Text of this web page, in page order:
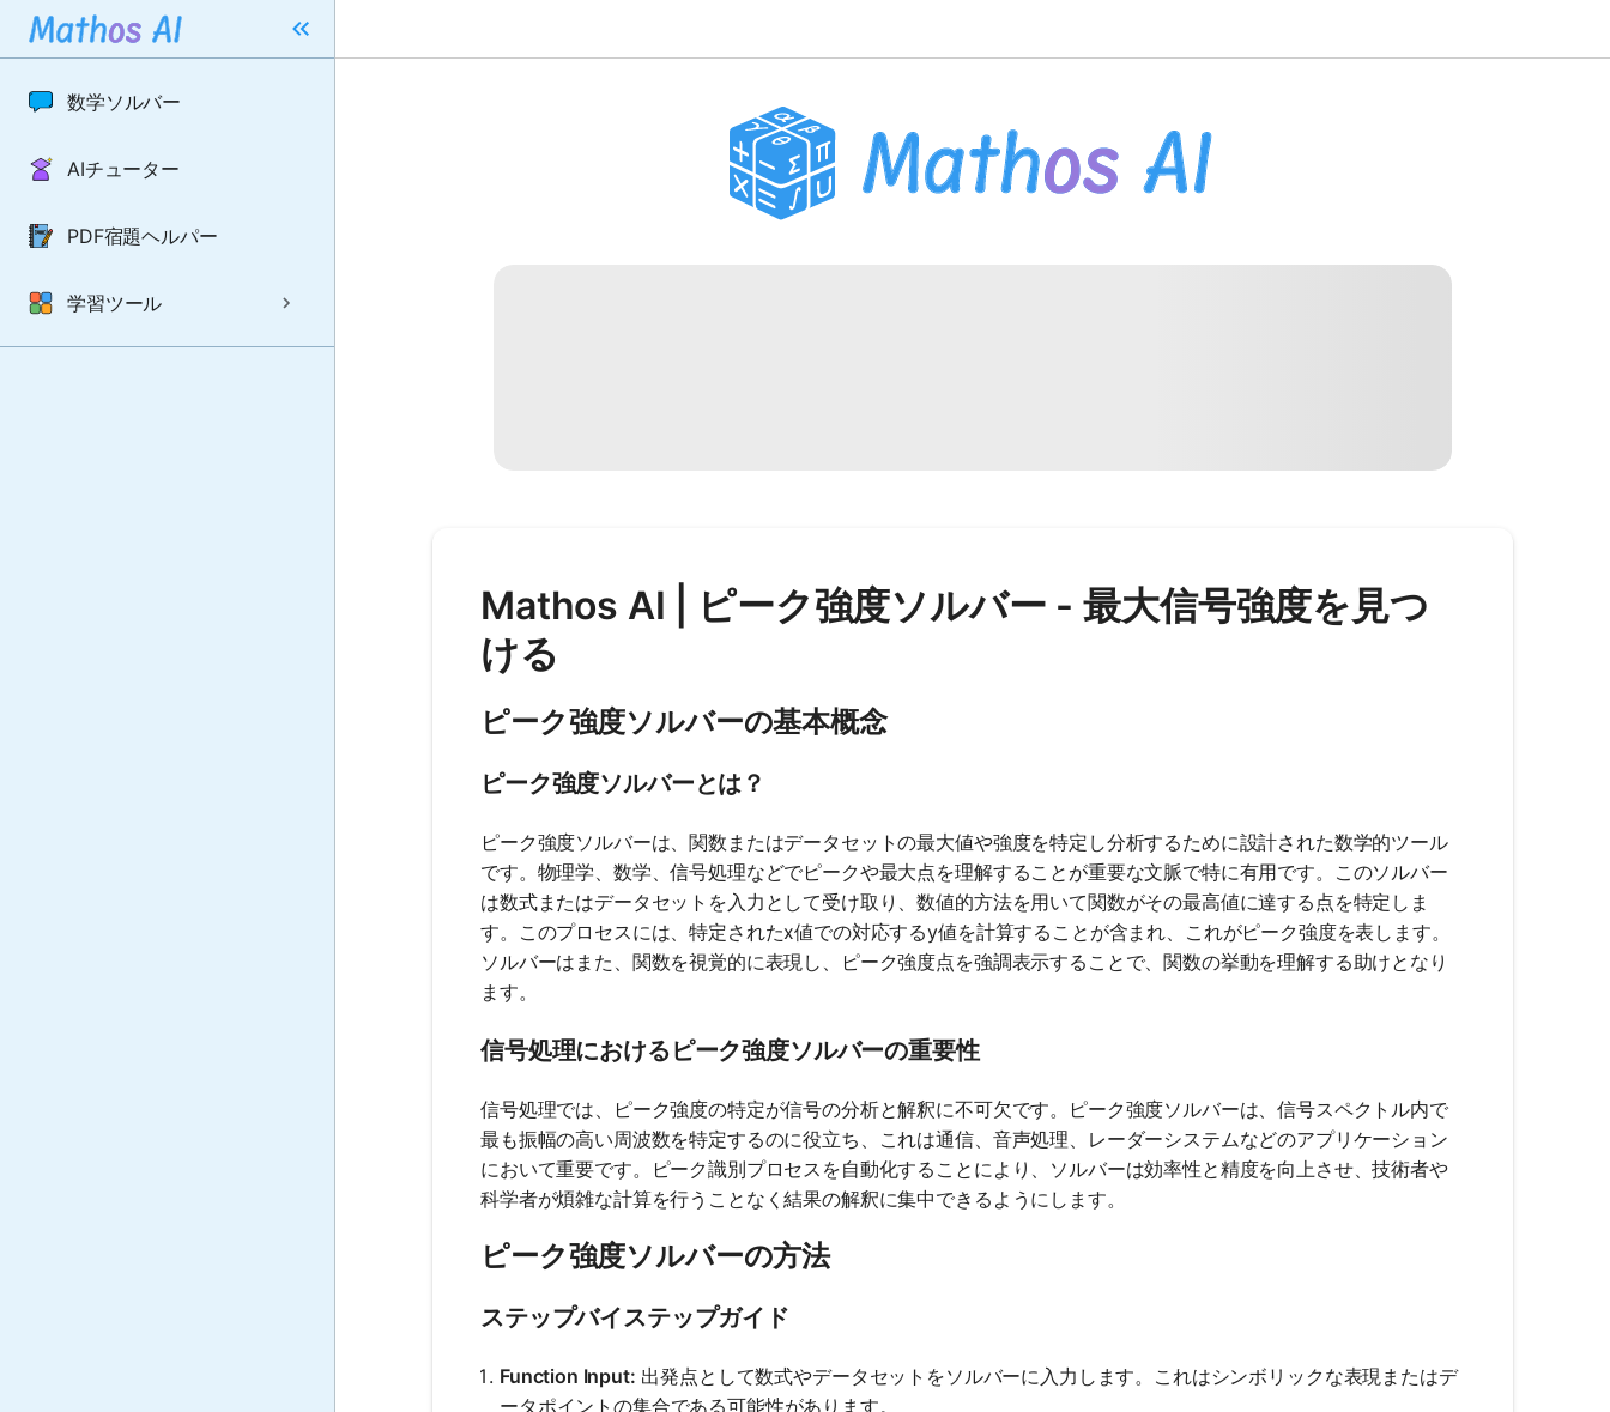
数学ソルバー
AIチューター
PDF宿題ヘルパー
学習ツール
Mathos AI | ピーク強度ソルバー - 最大信号強度を見つ
ける
ピーク強度ソルバーの基本概念
ピーク強度ソルバーとは？
ピーク強度ソルバーは、関数またはデータセットの最大値や強度を特定し分析するために設計された数学的ツール
です。物理学、数学、信号処理などでピークや最大点を理解することが重要な文脈で特に有用です。このソルバー
は数式またはデータセットを入力として受け取り、数値的方法を用いて関数がその最高値に達する点を特定しま
す。このプロセスには、特定されたx値での対応するy値を計算することが含まれ、これがピーク強度を表します。
ソルバーはまた、関数を視覚的に表現し、ピーク強度点を強調表示することで、関数の挙動を理解する助けとなり
ます。
信号処理におけるピーク強度ソルバーの重要性
信号処理では、ピーク強度の特定が信号の分析と解釈に不可欠です。ピーク強度ソルバーは、信号スペクトル内で
最も振幅の高い周波数を特定するのに役立ち、これは通信、音声処理、レーダーシステムなどのアプリケーション
において重要です。ピーク識別プロセスを自動化することにより、ソルバーは効率性と精度を向上させ、技術者や
科学者が煩雑な計算を行うことなく結果の解釈に集中できるようにします。
ピーク強度ソルバーの方法
ステップバイステップガイド
Function Input: 出発点として数式やデータセットをソルバーに入力します。これはシンボリックな表現またはデ
ータポイントの集合である可能性があります。